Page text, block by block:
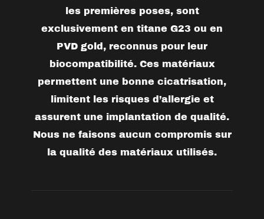
les premières poses, sont
exclusivement en titane G23 ou en
PVD gold, reconnus pour leur
biocompatibilité. Ces matériaux
permettent une bonne cicatrisation,
limitent les risques d’allergie et
assurent une implantation de qualité.
Nous ne faisons aucun compromis sur
la qualité des matériaux utilisés.